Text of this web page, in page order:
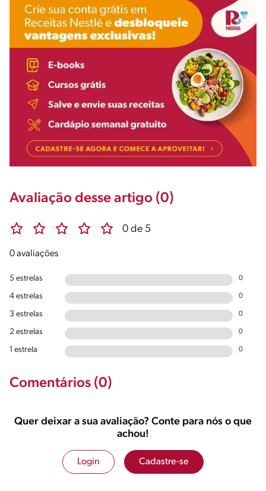
Avaliação desse artigo (0)
0 de 5
0 avaliações
5 estrelas 0
4 estrelas 0
3 estrelas 0
2 estrelas 0
1 estrela 0
Comentários (0)
Quer deixar a sua avaliação? Conte para nós o que
achou!
Login Cadastre-se